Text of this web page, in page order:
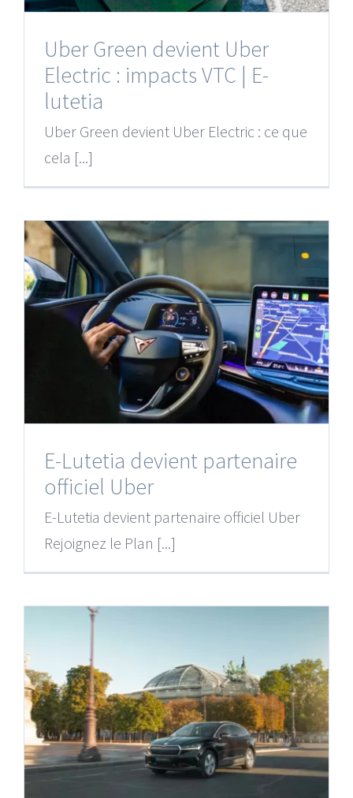
Uber Green devient Uber
Electric : impacts VTC | E-
lutetia
Uber Green devient Uber Electric : ce que
cela [...]
E-Lutetia devient partenaire
officiel Uber
E-Lutetia devient partenaire officiel Uber
Rejoignez le Plan [...]